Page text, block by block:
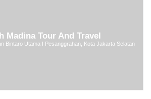
Madina Tour And Travel
Bintaro Utama I Pesanggrahan, Kota Jakarta Selatan